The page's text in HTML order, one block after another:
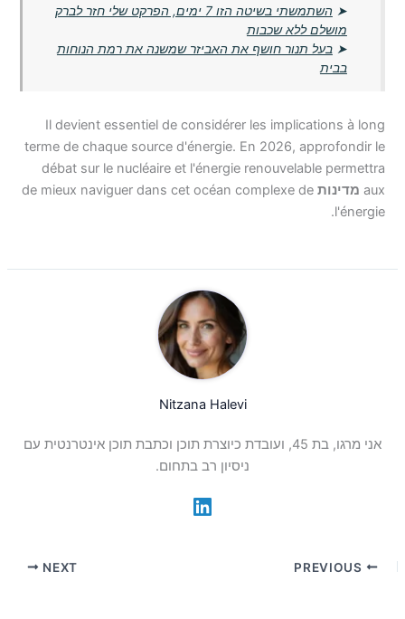
➤
השתמשתי בשיטה הזו 7 ימים, הפרקט שלי חזר לברק
מושלם ללא שכבות
➤בעל תנור חושף את האביזר שמשנה את רמת הנוחות
בבית
Il devient essentiel de considérer les implications à long
terme de chaque source d'énergie. En 2026, approfondir le
débat sur le nucléaire et l'énergie renouvelable permettra
aux מדינות de mieux naviguer dans cet océan complexe de
l'énergie.
Nitzana Halevi
אני מרגו, בת 45, ועובדת כיוצרת תוכן וכתבת תוכן אינטרנטית עם
ניסיון רב בתחום.
NEXT